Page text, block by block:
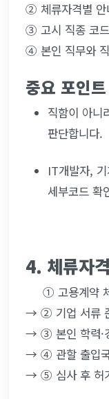
② 체류자격별
③ 고시 직종 코
④ 본인 직무와
중요 포인트
직함이 아니
판단합니다.
IT개발자,
세부코드 확
4. 체류자
① 고용계약
→ ② 기업 서류
→ ③ 본인 학력·
→ ④ 관할 출입국
→ ⑤ 심사 후 허